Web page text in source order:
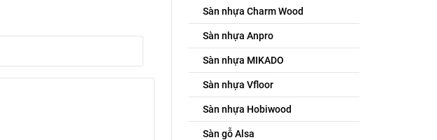
Sàn nhựa Charm Wood
Sàn nhựa Anpro
Sàn nhựa MIKADO
Sàn nhựa Vfloor
Sàn nhựa Hobiwood
Sàn gỗ Alsa